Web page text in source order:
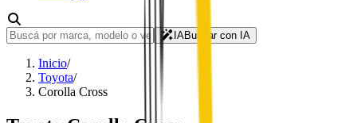
IABuscar con IA
Inicio/
Toyota/
Corolla Cross